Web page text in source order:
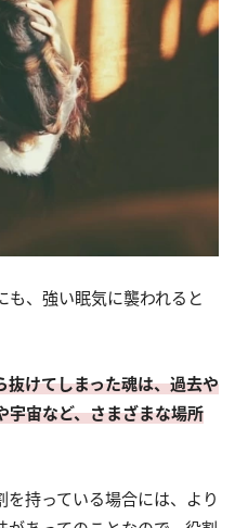
も、強い眠気に襲われると
抜けてしまった魂は、過去や
宇宙など、さまざまな場所
持っている場合には、より